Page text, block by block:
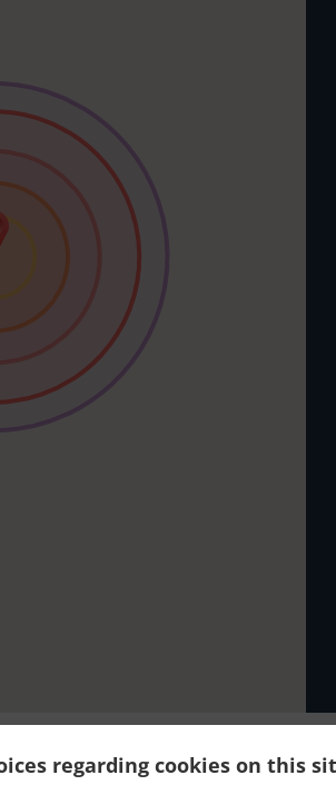
regarding cookies on this